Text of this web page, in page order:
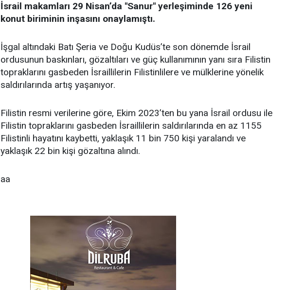
İsrail makamları 29 Nisan’da "Sanur" yerleşiminde 126 yeni
konut biriminin inşasını onaylamıştı.
İşgal altındaki Batı Şeria ve Doğu Kudüs’te son dönemde İsrail
ordusunun baskınları, gözaltıları ve güç kullanımının yanı sıra Filistin
topraklarını gasbeden İsraillilerin Filistinlilere ve mülklerine yönelik
saldırılarında artış yaşanıyor.
Filistin resmi verilerine göre, Ekim 2023’ten bu yana İsrail ordusu ile
Filistin topraklarını gasbeden İsraillilerin saldırılarında en az 1155
Filistinli hayatını kaybetti, yaklaşık 11 bin 750 kişi yaralandı ve
yaklaşık 22 bin kişi gözaltına alındı.
aa